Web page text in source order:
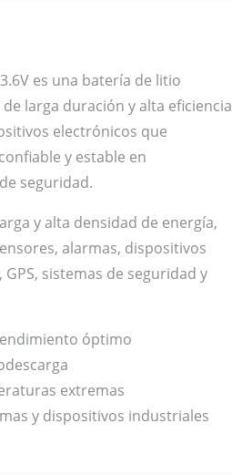
es una batería de litio
larga duración y alta eficiencia
electrónicos que
y estable en
seguridad.
y alta densidad de energía,
alarmas, dispositivos
sistemas de seguridad y
óptimo
extremas
y dispositivos industriales